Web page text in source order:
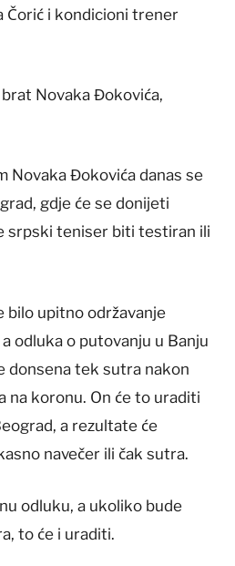
Čorić i kondicioni trener
Novaka Đokovića,
Novaka Đokovića danas se
gdje će se donijeti
srpski teniser biti testiran ili
bilo upitno održavanje
odluka o putovanju u Banju
donsena tek sutra nakon
na koronu. On će to uraditi
a rezultate će
navečer ili čak sutra.
odluku, a ukoliko bude
to će i uraditi.